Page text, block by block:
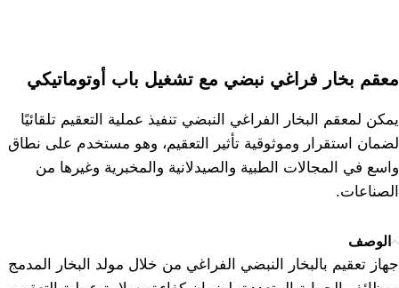
معقم بخار فراغي نبضي مع تشغيل باب أوتوماتيكي
يمكن لمعقم البخار الفراغي النبضي تنفيذ عملية التعقيم تلقائيًا
لضمان استقرار وموثوقية تأثير التعقيم، وهو مستخدم على نطاق
واسع في المجالات الطبية والصيدلانية والمخبرية وغيرها من
الصناعات.
الوصف
جهاز تعقيم بالبخار النبضي الفراغي من خلال مولد البخار المدمج